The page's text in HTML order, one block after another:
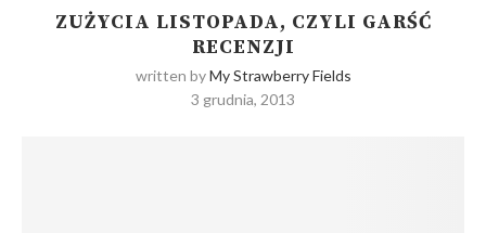
ZUŻYCIA LISTOPADA, CZYLI GARŚĆ
RECENZJI
written byMy Strawberry Fields
3 grudnia, 2013